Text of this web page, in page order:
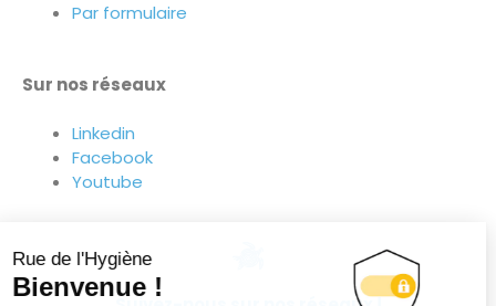
Par formulaire
Sur nos réseaux
Linkedin
Facebook
Youtube